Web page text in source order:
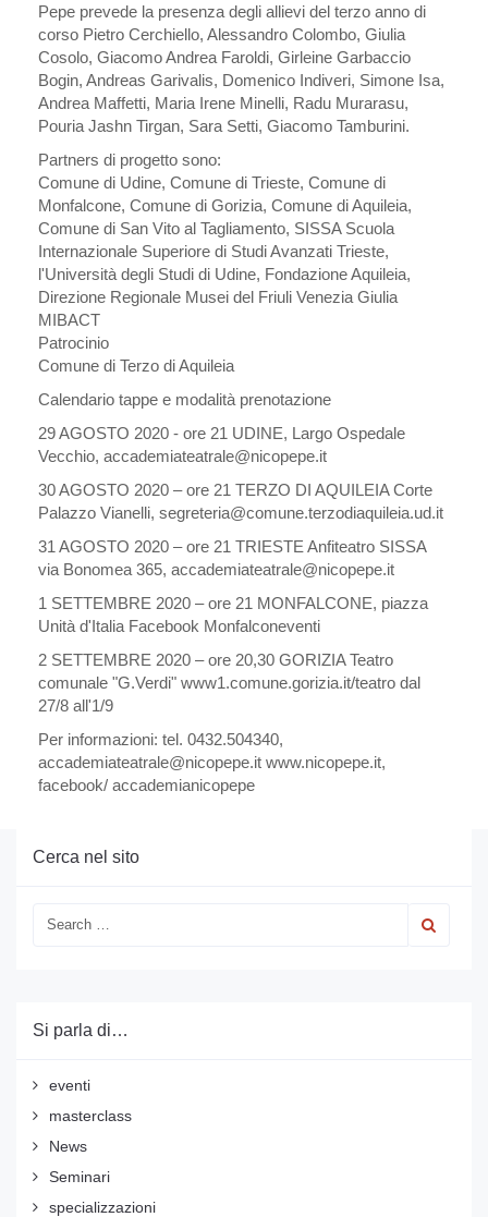
Pepe prevede la presenza degli allievi del terzo anno di
corso Pietro Cerchiello, Alessandro Colombo, Giulia
Cosolo, Giacomo Andrea Faroldi, Girleine Garbaccio
Bogin, Andreas Garivalis, Domenico Indiveri, Simone Isa,
Andrea Maffetti, Maria Irene Minelli, Radu Murarasu,
Pouria Jashn Tirgan, Sara Setti, Giacomo Tamburini.
Partners di progetto sono:
Comune di Udine, Comune di Trieste, Comune di
Monfalcone, Comune di Gorizia, Comune di Aquileia,
Comune di San Vito al Tagliamento, SISSA Scuola
Internazionale Superiore di Studi Avanzati Trieste,
l'Università degli Studi di Udine, Fondazione Aquileia,
Direzione Regionale Musei del Friuli Venezia Giulia
MIBACT
Patrocinio
Comune di Terzo di Aquileia
Calendario tappe e modalità prenotazione
29 AGOSTO 2020 - ore 21 UDINE, Largo Ospedale
Vecchio, accademiateatrale@nicopepe.it
30 AGOSTO 2020 – ore 21 TERZO DI AQUILEIA Corte
Palazzo Vianelli, segreteria@comune.terzodiaquileia.ud.it
31 AGOSTO 2020 – ore 21 TRIESTE Anfiteatro SISSA
via Bonomea 365, accademiateatrale@nicopepe.it
1 SETTEMBRE 2020 – ore 21 MONFALCONE, piazza
Unità d'Italia Facebook Monfalconeventi
2 SETTEMBRE 2020 – ore 20,30 GORIZIA Teatro
comunale "G.Verdi" www1.comune.gorizia.it/teatro dal
27/8 all'1/9
Per informazioni: tel. 0432.504340,
accademiateatrale@nicopepe.it www.nicopepe.it,
facebook/ accademianicopepe
Cerca nel sito
Si parla di…
eventi
masterclass
News
Seminari
specializzazioni